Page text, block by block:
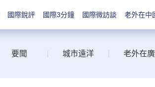
國際銳評 國際3分鐘 國際微訪談 老外在中
要聞 城市遠洋 老外在